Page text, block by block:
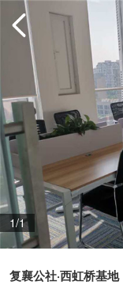
1/1
复襄公社·西虹桥基地